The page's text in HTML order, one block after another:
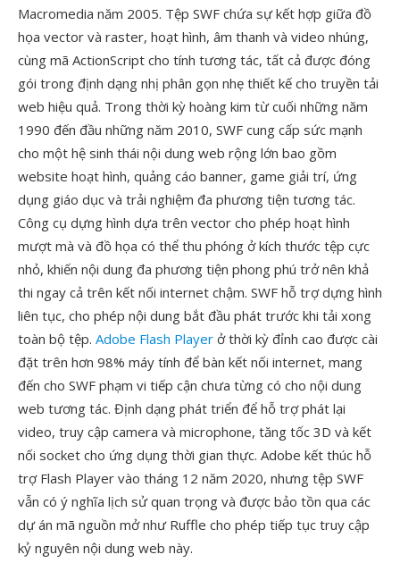
Macromedia năm 2005. Tệp SWF chứa sự kết hợp giữa đồ
họa vector và raster, hoạt hình, âm thanh và video nhúng,
cùng mã ActionScript cho tính tương tác, tất cả được đóng
gói trong định dạng nhị phân gọn nhẹ thiết kế cho truyền tải
web hiệu quả. Trong thời kỳ hoàng kim từ cuối những năm
1990 đến đầu những năm 2010, SWF cung cấp sức mạnh
cho một hệ sinh thái nội dung web rộng lớn bao gồm
website hoạt hình, quảng cáo banner, game giải trí, ứng
dụng giáo dục và trải nghiệm đa phương tiện tương tác.
Công cụ dựng hình dựa trên vector cho phép hoạt hình
mượt mà và đồ họa có thể thu phóng ở kích thước tệp cực
nhỏ, khiến nội dung đa phương tiện phong phú trở nên khả
thi ngay cả trên kết nối internet chậm. SWF hỗ trợ dựng hình
liên tục, cho phép nội dung bắt đầu phát trước khi tải xong
toàn bộ tệp. Adobe Flash Player ở thời kỳ đỉnh cao được cài
đặt trên hơn 98% máy tính để bàn kết nối internet, mang
đến cho SWF phạm vi tiếp cận chưa từng có cho nội dung
web tương tác. Định dạng phát triển để hỗ trợ phát lại
video, truy cập camera và microphone, tăng tốc 3D và kết
nối socket cho ứng dụng thời gian thực. Adobe kết thúc hỗ
trợ Flash Player vào tháng 12 năm 2020, nhưng tệp SWF
vẫn có ý nghĩa lịch sử quan trọng và được bảo tồn qua các
dự án mã nguồn mở như Ruffle cho phép tiếp tục truy cập
kỷ nguyên nội dung web này.